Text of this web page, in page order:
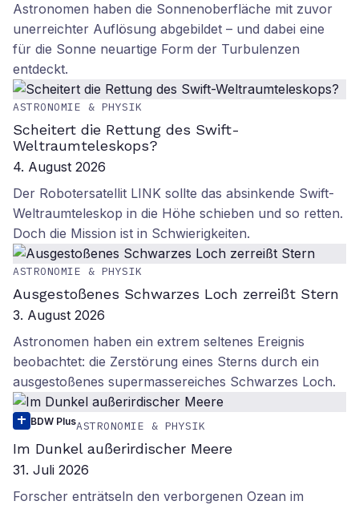
Astronomen haben die Sonnenoberfläche mit zuvor
unerreichter Auflösung abgebildet – und dabei eine
für die Sonne neuartige Form der Turbulenzen
entdeckt.
ASTRONOMIE & PHYSIK
Scheitert die Rettung des Swift-
Weltraumteleskops?
4. August 2026
Der Robotersatellit LINK sollte das absinkende Swift-
Weltraumteleskop in die Höhe schieben und so retten.
Doch die Mission ist in Schwierigkeiten.
ASTRONOMIE & PHYSIK
Ausgestoßenes Schwarzes Loch zerreißt Stern
3. August 2026
Astronomen haben ein extrem seltenes Ereignis
beobachtet: die Zerstörung eines Sterns durch ein
ausgestoßenes supermassereiches Schwarzes Loch.
BDW PlusASTRONOMIE & PHYSIK
Im Dunkel außerirdischer Meere
31. Juli 2026
Forscher enträtseln den verborgenen Ozean im